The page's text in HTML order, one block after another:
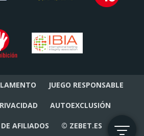
JUEGO RESPONSABLE
AUTOEXCLUSIÓN
AFILIADOS © ZEBET.ES